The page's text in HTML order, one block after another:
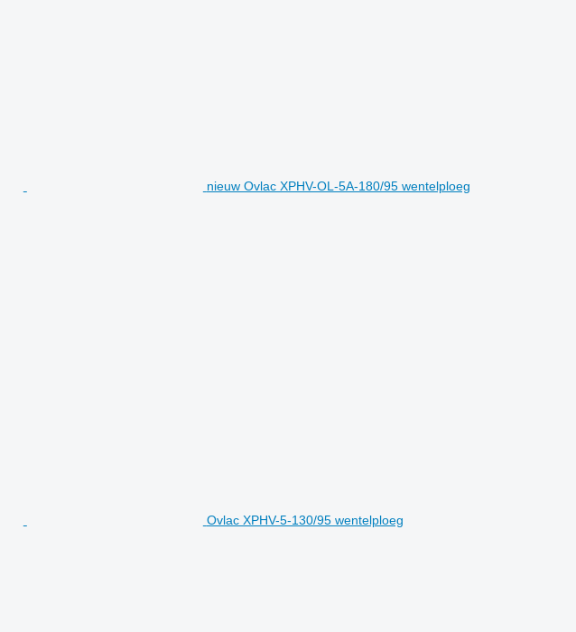
nieuw Ovlac XPHV-OL-5A-180/95 wentelploeg
Ovlac XPHV-5-130/95 wentelploeg